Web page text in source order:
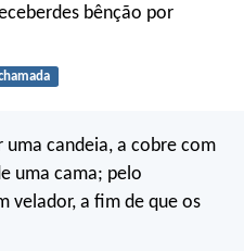
bênção por
uma candeia, a cobre com
uma cama; pelo
velador, a fim de que os